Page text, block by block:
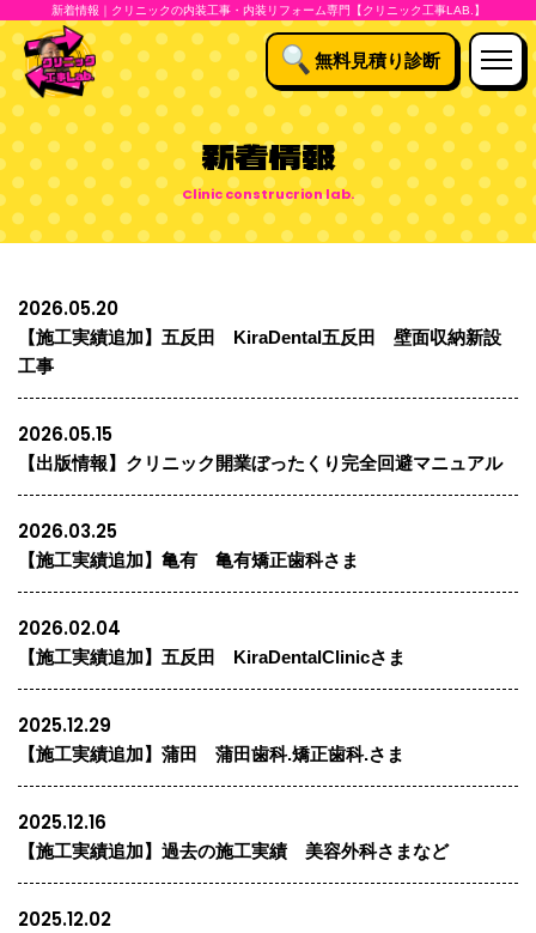
新着情報｜クリニックの内装工事・内装リフォーム専門【クリニック工事LAB.】
無料見積り診断
新着情報
2026.05.20
【施工実績追加】五反田 KiraDental五反田 壁面収納新設
工事
2026.05.15
【出版情報】クリニック開業ぼったくり完全回避マニュアル
2026.03.25
【施工実績追加】亀有 亀有矯正歯科さま
2026.02.04
【施工実績追加】五反田 KiraDentalClinicさま
2025.12.29
【施工実績追加】蒲田 蒲田歯科.矯正歯科.さま
2025.12.16
【施工実績追加】過去の施工実績 美容外科さまなど
2025.12.02